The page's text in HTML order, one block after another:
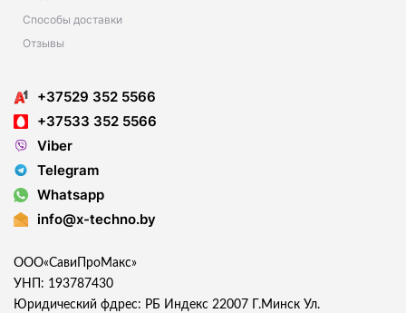
Способы доставки
Отзывы
+37529 352 5566
+37533 352 5566
Viber
Telegram
Whatsapp
info@x-techno.by
ООО«СавиПроМакс»
УНП: 193787430
Юридический фдрес: РБ Индекс 22007 Г.Минск Ул.